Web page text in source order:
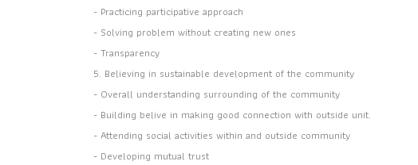
- Practicing participative approach
- Solving problem without creating new ones
- Transparency
5. Believing in sustainable development of the community
- Overall understanding surrounding of the community
- Building belive in making good connection with outside unit.
- Attending social activities within and outside community
- Developing mutual trust